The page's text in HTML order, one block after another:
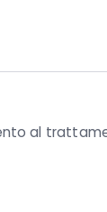
al